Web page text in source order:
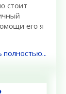
стоит
его я
полностью...